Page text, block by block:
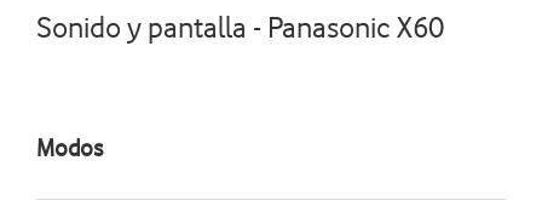
Sonido y pantalla - Panasonic X60
Modos